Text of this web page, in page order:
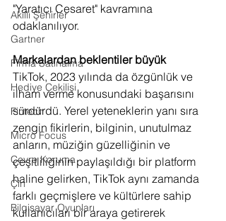
Akıllı Şehirler
Gartner
Firma Satınalma
Hediye Çekilişi
Fintech
Micro Focus
Çevre Koruma
Çin
Bilgisayar Oyunları
"Yaratıcı Cesaret" kavramına
odaklanılıyor.
Markalardan beklentiler büyük
TikTok, 2023 yılında da özgünlük ve
ilham verme konusundaki başarısını
sürdürdü. Yerel yeteneklerin yanı sıra
zengin fikirlerin, bilginin, unutulmaz
anların, müziğin güzelliğinin ve
çeşitliliğinin paylaşıldığı bir platform
haline gelirken, TikTok aynı zamanda
farklı geçmişlere ve kültürlere sahip
kullanıcıları bir araya getirerek